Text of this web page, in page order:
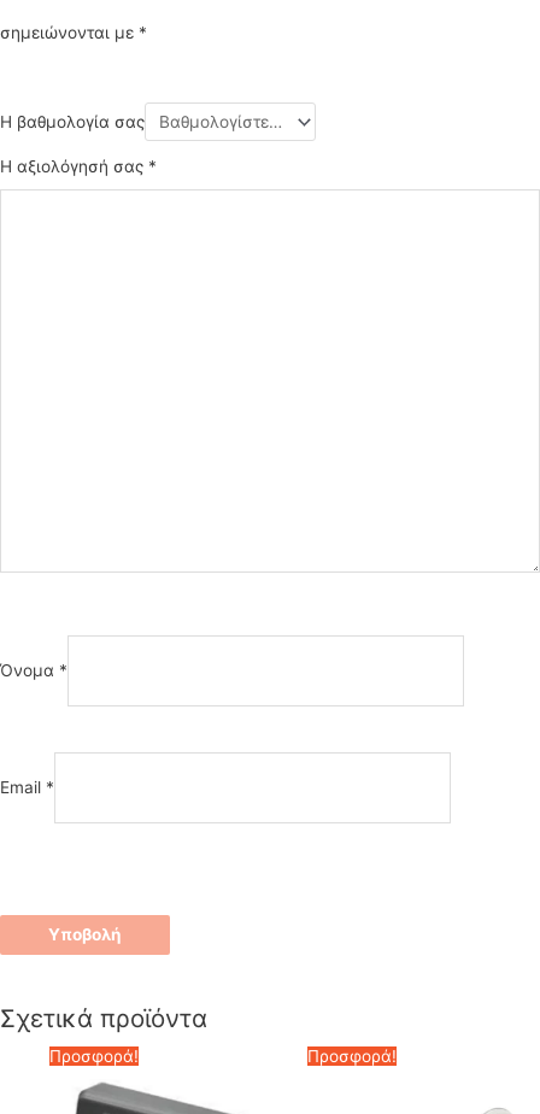
σημειώνονται με *
Η βαθμολογία σας
Η αξιολόγησή σας *
Όνομα *
Email *
Σχετικά προϊόντα
Προσφορά! Προσφορά!